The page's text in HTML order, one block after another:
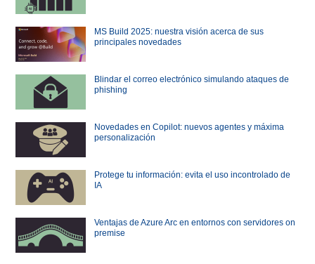
MS Build 2025: nuestra visión acerca de sus
principales novedades
Blindar el correo electrónico simulando ataques de
phishing
Novedades en Copilot: nuevos agentes y máxima
personalización
Protege tu información: evita el uso incontrolado de
IA
Ventajas de Azure Arc en entornos con servidores on
premise